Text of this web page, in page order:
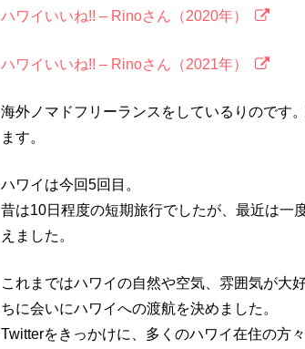
ハワイいいね!! – Rinoさん（2020年）
ハワイいいね!! – Rinoさん（2021年）
海外ノマドフリーランスをしているりのです
ます。
ハワイは今回5回目。
昔は10日程度の短期旅行でしたが、最近は一
えました。
これまではハワイの自然や空気、雰囲気が大
ちに会いにハワイへの渡航を決めました。
Twitterをきっかけに、多くのハワイ在住の方